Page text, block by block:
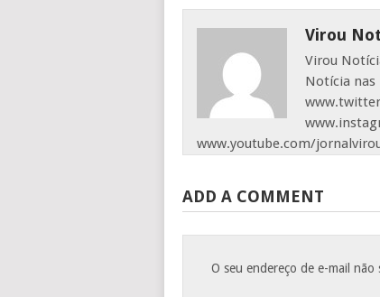
Virou
Virou
Notícia nas
www.youtube.com/
ADD A COMMENT
O seu endereço de e-mail não